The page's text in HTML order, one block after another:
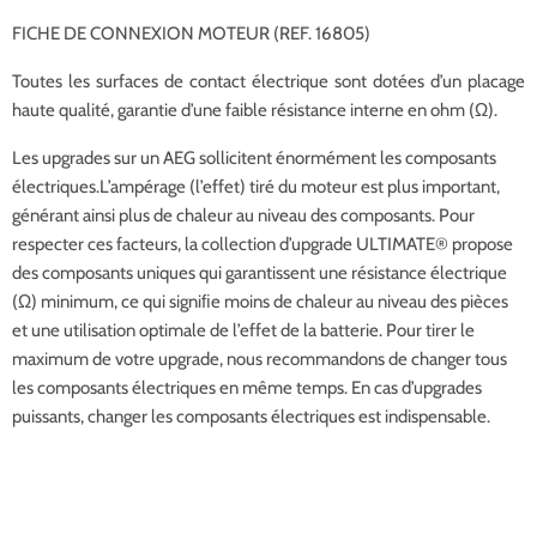
FICHE DE CONNEXION MOTEUR (REF. 16805)
Toutes les surfaces de contact électrique sont dotées d’un placage
haute qualité, garantie d’une faible résistance interne en ohm (Ω).
Les upgrades sur un AEG sollicitent énormément les composants
électriques.L’ampérage (l’effet) tiré du moteur est plus important,
générant ainsi plus de chaleur au niveau des composants. Pour
respecter ces facteurs, la collection d’upgrade ULTIMATE® propose
des composants uniques qui garantissent une résistance électrique
(Ω) minimum, ce qui signiﬁe moins de chaleur au niveau des pièces
et une utilisation optimale de l’effet de la batterie. Pour tirer le
maximum de votre upgrade, nous recommandons de changer tous
les composants électriques en même temps. En cas d’upgrades
puissants, changer les composants électriques est indispensable.